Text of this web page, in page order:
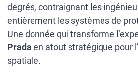
degrés, contraignant les
entièrement les systèmes de
Une donnée qui transforme
Prada en atout stratégique pour
spatiale.